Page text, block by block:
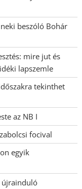
beszóló Bohár
mire jut és
lapszemle
tekinthet
az NB I
focival
egyik
újrainduló